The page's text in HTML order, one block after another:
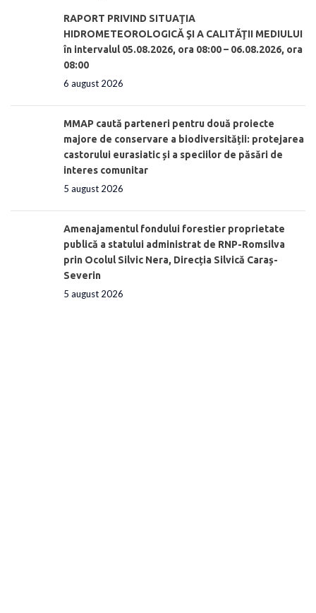
RAPORT PRIVIND SITUAŢIA
HIDROMETEOROLOGICĂ ŞI A CALITĂŢII MEDIULUI
în intervalul 05.08.2026, ora 08:00 – 06.08.2026, ora
08:00
6 august 2026
MMAP caută parteneri pentru două proiecte
majore de conservare a biodiversității: protejarea
castorului eurasiatic și a speciilor de păsări de
interes comunitar
5 august 2026
Amenajamentul fondului forestier proprietate
publică a statului administrat de RNP-Romsilva
prin Ocolul Silvic Nera, Direcția Silvică Caraș-
Severin
5 august 2026